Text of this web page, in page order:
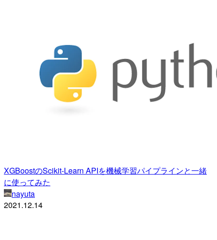
XGBoostのScikit-Learn APIを機械学習パイプラインと一緒
に使ってみた
nayuta
2021.12.14